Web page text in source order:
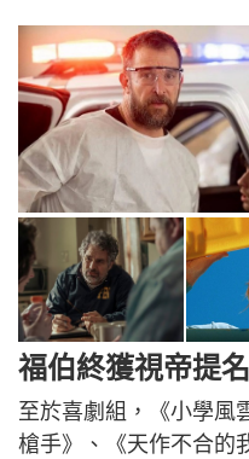
福伯終獲視帝提名
至於喜劇組，《小學風
槍手》、《天作不合的